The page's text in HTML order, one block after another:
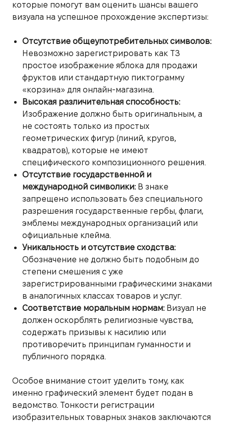
которые помогут вам оценить шансы вашего
визуала на успешное прохождение экспертизы:
Отсутствие общеупотребительных символов:
Невозможно зарегистрировать как ТЗ
простое изображение яблока для продажи
фруктов или стандартную пиктограмму
«корзина» для онлайн-магазина.
Высокая различительная способность:
Изображение должно быть оригинальным, а
не состоять только из простых
геометрических фигур (линий, кругов,
квадратов), которые не имеют
специфического композиционного решения.
Отсутствие государственной и
международной символики:В знаке
запрещено использовать без специального
разрешения государственные гербы, флаги,
эмблемы международных организаций или
официальные клейма.
Уникальность и отсутствие сходства:
Обозначение не должно быть подобным до
степени смешения с уже
зарегистрированными графическими знаками
в аналогичных классах товаров и услуг.
Соответствие моральным нормам:Визуал не
должен оскорблять религиозные чувства,
содержать призывы к насилию или
противоречить принципам гуманности и
публичного порядка.
Особое внимание стоит уделить тому, как
именно графический элемент будет подан в
ведомство. Тонкости регистрации
изобразительных товарных знаков заключаются